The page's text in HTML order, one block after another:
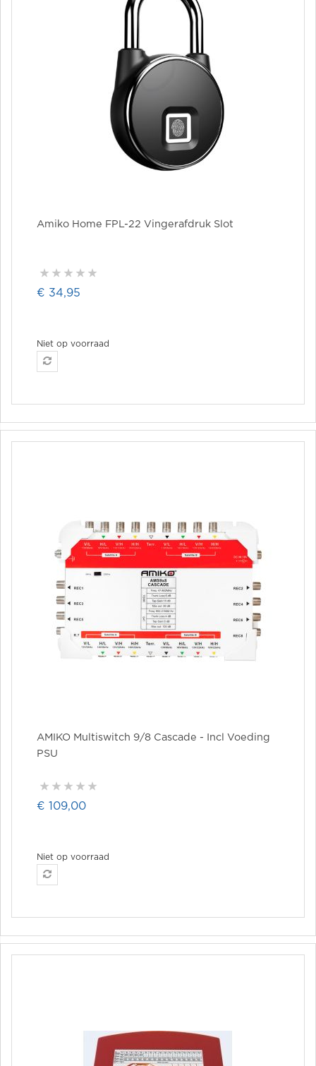
Amiko Home FPL-22 Vingerafdruk Slot
€ 34,95
Niet op voorraad
AMIKO Multiswitch 9/8 Cascade - Incl Voeding
PSU
€ 109,00
Niet op voorraad